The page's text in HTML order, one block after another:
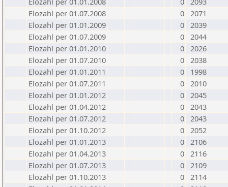
Elozahl per 01.07.2008
0 2071
Elozahl per 01.01.2009
0 2039
Elozahl per 01.07.2009
0 2044
Elozahl per 01.01.2010
0 2026
Elozahl per 01.07.2010
0 2038
Elozahl per 01.01.2011
0
1998
Elozahl per 01.07.2011
0 2010
Elozahl per 01.01.2012
0 2045
Elozahl per 01.04.2012
0 2043
Elozahl per 01.07.2012
0 2043
Elozahl per 01.10.2012
0 2052
Elozahl per 01.01.2013
0 2106
Elozahl per 01.04.2013
0 2116
Elozahl per 01.07.2013
0 2109
Elozahl per 01.10.2013
0 2114